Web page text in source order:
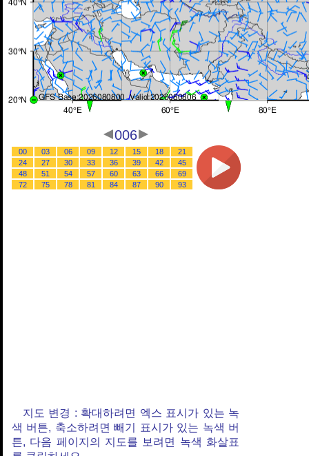
006
00 03 06 09 12 15 18
21
24
27 30 33 36 39 42
45
48
51 54 57 60 63 66
69
72
75 78 81 84 87 90 93
지도 변경 : 확대하려면 엑스 표시가 있는 녹
색 버튼, 축소하려면 빼기 표시가 있는 녹색 버
튼, 다음 페이지의 지도를 보려면 녹색 화살표